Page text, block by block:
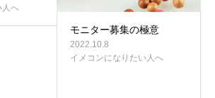
人へ
モニター募集の極意
2022.10.8
イメコンになりたい人へ